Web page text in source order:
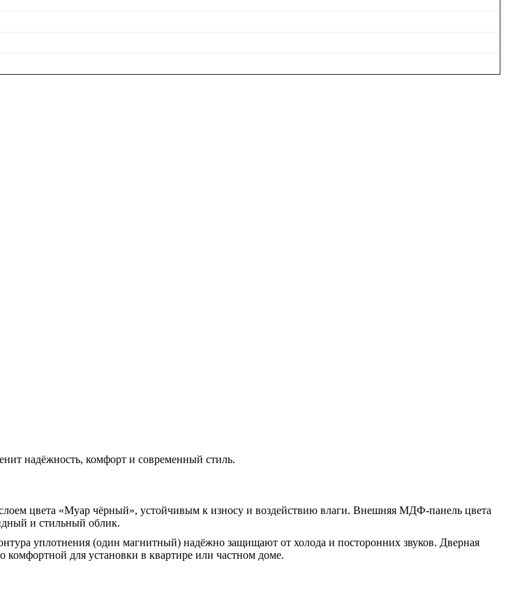
надёжность, комфорт и современный стиль.
цвета «Муар чёрный», устойчивым к износу и воздействию влаги. Внешняя МДФ-панель цвета
и стильный облик.
уплотнения (один магнитный) надёжно защищают от холода и посторонних звуков. Дверная
для установки в квартире или частном доме.